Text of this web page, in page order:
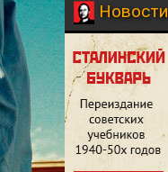
Новости